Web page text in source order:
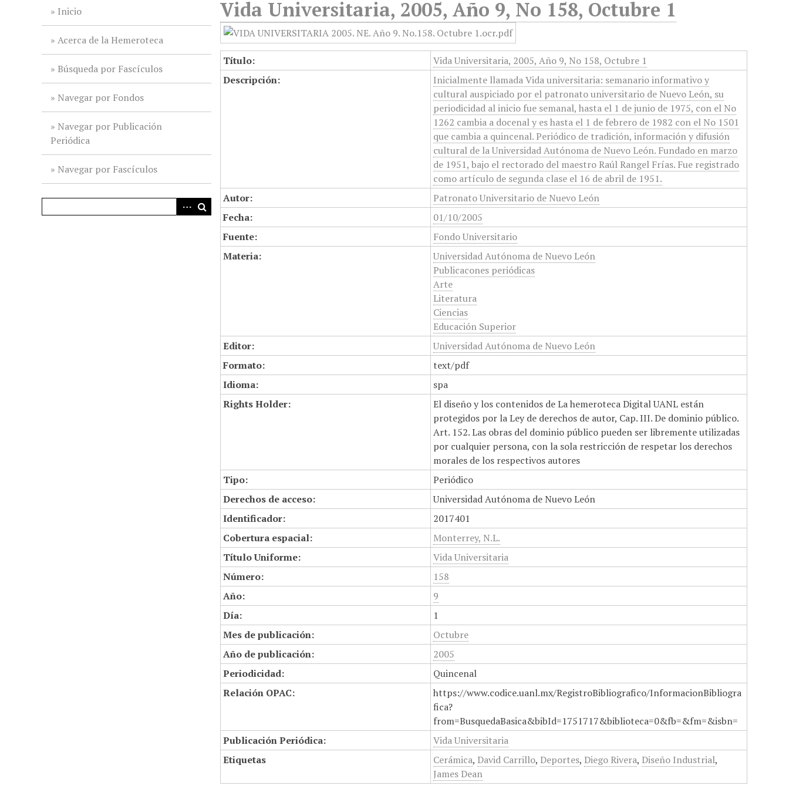
Inicio
Acerca de la Hemeroteca
Búsqueda por Fascículos
Navegar por Fondos
Navegar por Publicación
Periódica
Navegar por Fascículos
Vida Universitaria, 2005, Año 9, No 158, Octubre 1
Título:
Vida Universitaria, 2005, Año 9, No 158, Octubre 1
Descripción:
Inicialmente llamada Vida universitaria: semanario informativo y
cultural auspiciado por el patronato universitario de Nuevo León, su
periodicidad al inicio fue semanal, hasta el 1 de junio de 1975, con el No
1262 cambia a docenal y es hasta el 1 de febrero de 1982 con el No 1501
que cambia a quincenal. Periódico de tradición, información y difusión
cultural de la Universidad Autónoma de Nuevo León. Fundado en marzo
de 1951, bajo el rectorado del maestro Raúl Rangel Frías. Fue registrado
como artículo de segunda clase el 16 de abril de 1951.
Autor:
Patronato Universitario de Nuevo León
Fecha:
01/10/2005
Fuente:
Fondo Universitario
Materia:
Universidad Autónoma de Nuevo León
Publicacones periódicas
Arte
Literatura
Ciencias
Educación Superior
Editor:
Universidad Autónoma de Nuevo León
Formato:
text/pdf
Idioma:
spa
Rights Holder:
El diseño y los contenidos de La hemeroteca Digital UANL están
protegidos por la Ley de derechos de autor, Cap. III. De dominio público.
Art. 152. Las obras del dominio público pueden ser libremente utilizadas
por cualquier persona, con la sola restricción de respetar los derechos
morales de los respectivos autores
Tipo:
Periódico
Derechos de acceso:
Universidad Autónoma de Nuevo León
Identificador:
2017401
Cobertura espacial:
Monterrey, N.L.
Título Uniforme:
Vida Universitaria
Número:
158
Año:
9
Día:
1
Mes de publicación:
Octubre
Año de publicación:
2005
Periodicidad:
Quincenal
Relación OPAC:
https://www.codice.uanl.mx/RegistroBibliografico/InformacionBibliogra
fica?
from=BusquedaBasica&bibId=1751717&biblioteca=0&fb=&fm=&isbn=
Publicación Periódica:
Vida Universitaria
Etiquetas
Cerámica, David Carrillo, Deportes, Diego Rivera, Diseño Industrial,
James Dean